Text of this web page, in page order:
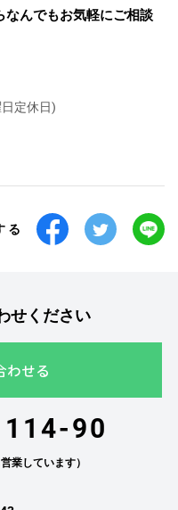
なんでもお気軽にご相談
定休日)
る
せください
わせる
90
業しています）